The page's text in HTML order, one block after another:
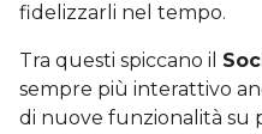
fidelizzarli nel tempo.
Tra questi spiccano il
sempre più interattivo
di nuove funzionalità su